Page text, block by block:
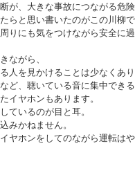
が、大きな事故につながる危
らと思い書いたのがこの川柳
りにも気をつけながら安全に
ながら、
人を見かけることは少なくあ
ど、聴いている音に集中できる
イヤホンもあります。
ているのが目と耳。
みかねません。
ヤホンをしてのながら運転は